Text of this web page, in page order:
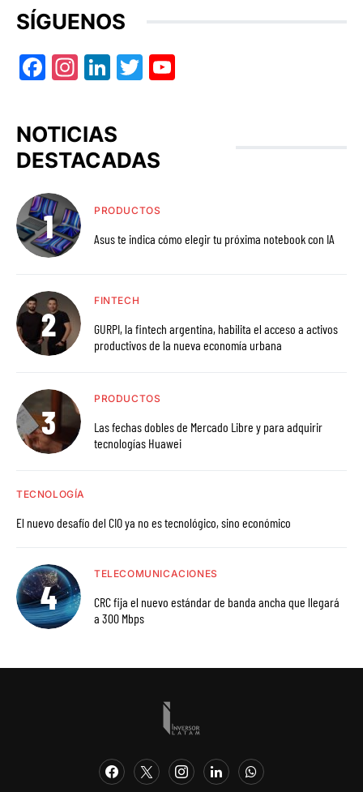
SÍGUENOS
Facebook
Instagram
LinkedIn
Twitter
NOTICIAS
DESTACADAS
PRODUCTOS
Asus te indica cómo elegir tu próxima notebook con IA
FINTECH
GURPI, la fintech argentina, habilita el acceso a activos
productivos de la nueva economía urbana
PRODUCTOS
Las fechas dobles de Mercado Libre y para adquirir
tecnologías Huawei
TECNOLOGÍA
El nuevo desafío del CIO ya no es tecnológico, sino económico
TELECOMUNICACIONES
CRC fija el nuevo estándar de banda ancha que llegará
a 300 Mbps